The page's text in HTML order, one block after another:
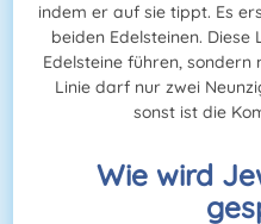
indem er auf sie tippt. Es
beiden Edelsteinen.
Edelsteine führen, sondern
Linie darf nur zwei
sonst ist die
Wie wird